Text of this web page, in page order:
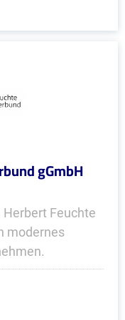
gGmbH
Feuchte
modernes